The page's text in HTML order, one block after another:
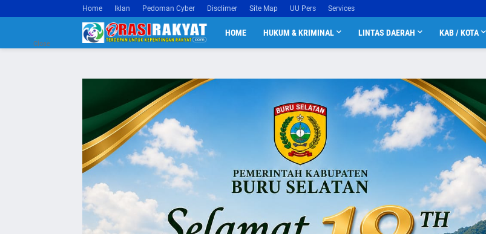
Close
Home Iklan Pedoman Cyber Disclimer Site Map UU Pers Services
HOME HUKUM & KRIMINAL LINTAS DAERAH KAB / KOTA